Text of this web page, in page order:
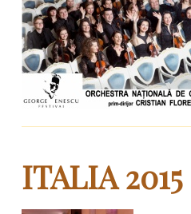
ITALIA 2015